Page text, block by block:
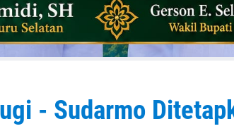
- Sudarmo